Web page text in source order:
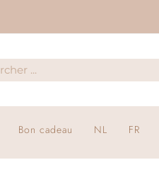
Bon cadeau NL FR